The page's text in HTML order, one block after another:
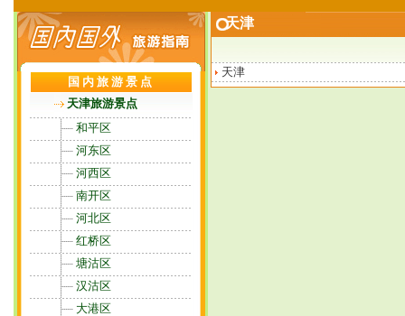
国内旅游景点
天津旅游景点
和平区
河东区
河西区
南开区
河北区
红桥区
塘沽区
汉沽区
大港区
天津
天津